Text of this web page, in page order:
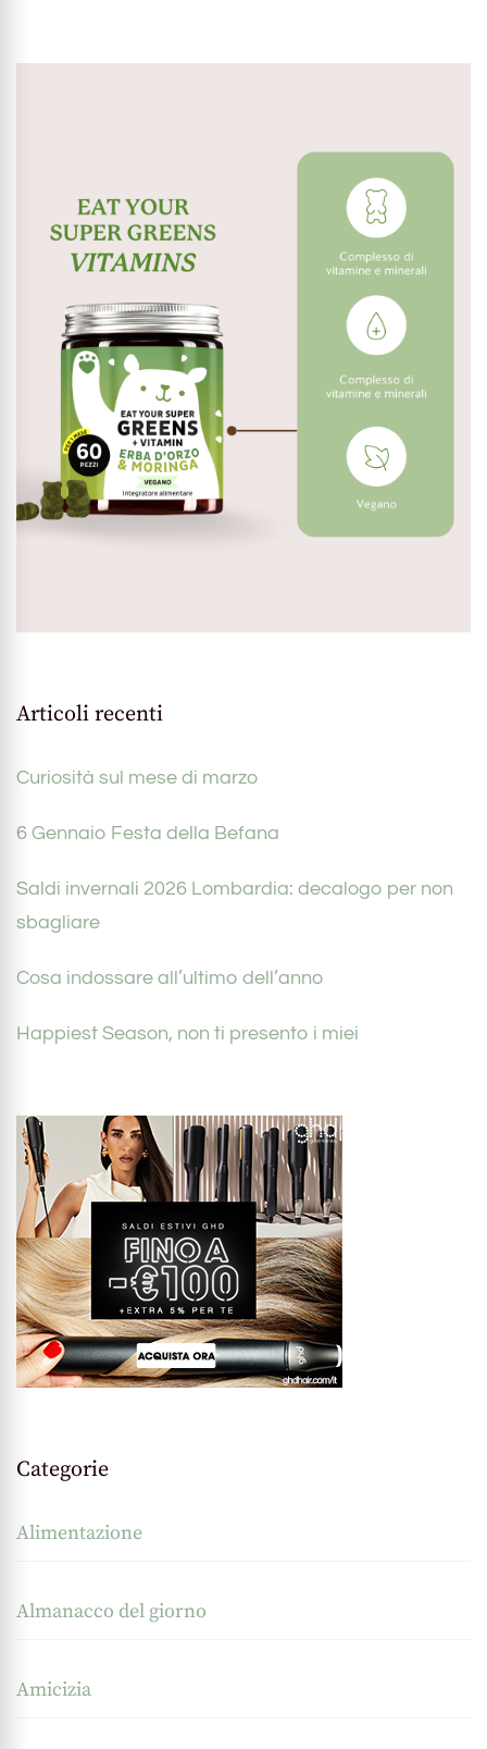
Articoli recenti
Curiosità sul mese di marzo
6 Gennaio Festa della Befana
Saldi invernali 2026 Lombardia: decalogo per non
sbagliare
Cosa indossare all’ultimo dell’anno
Happiest Season, non ti presento i miei
Categorie
Alimentazione
Almanacco del giorno
Amicizia